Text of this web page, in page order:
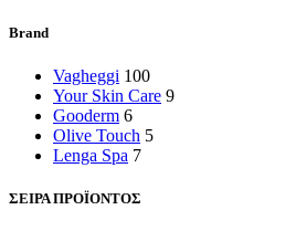
Brand
Vagheggi 100
Your Skin Care 9
Gooderm 6
Olive Touch 5
Lenga Spa 7
ΣΕΙΡΑ ΠΡΟΪΟΝΤΟΣ